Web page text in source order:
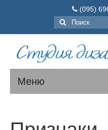
(095)
Меню